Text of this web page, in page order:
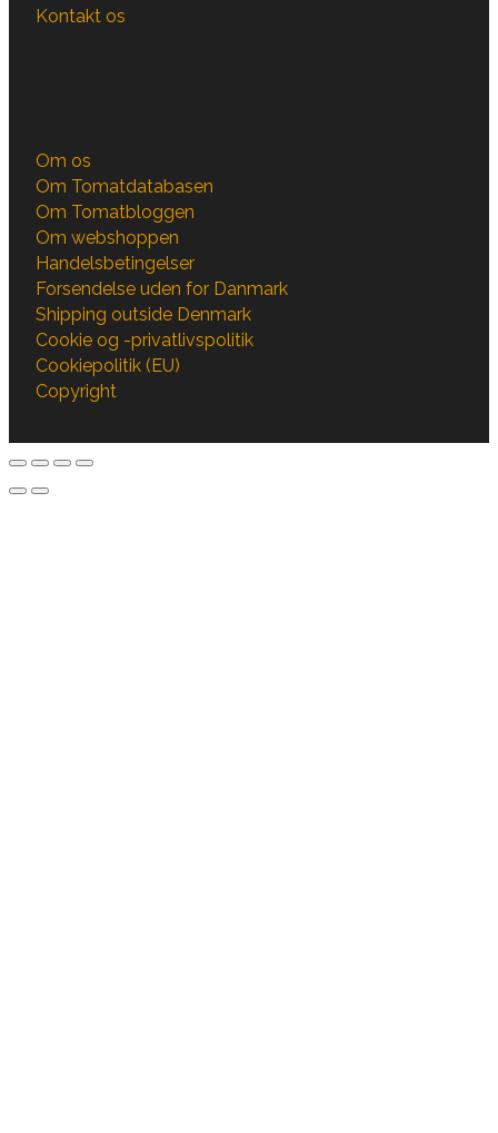
Kontakt os
Om os
Om Tomatdatabasen
Om Tomatbloggen
Om webshoppen
Handelsbetingelser
Forsendelse uden for Danmark
Shipping outside Denmark
Cookie og -privatlivspolitik
Cookiepolitik (EU)
Copyright